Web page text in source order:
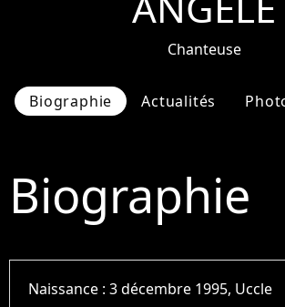
Chanteuse
Biographie Actualités
Biographie
Naissance :3 décembre 1995, Uccle